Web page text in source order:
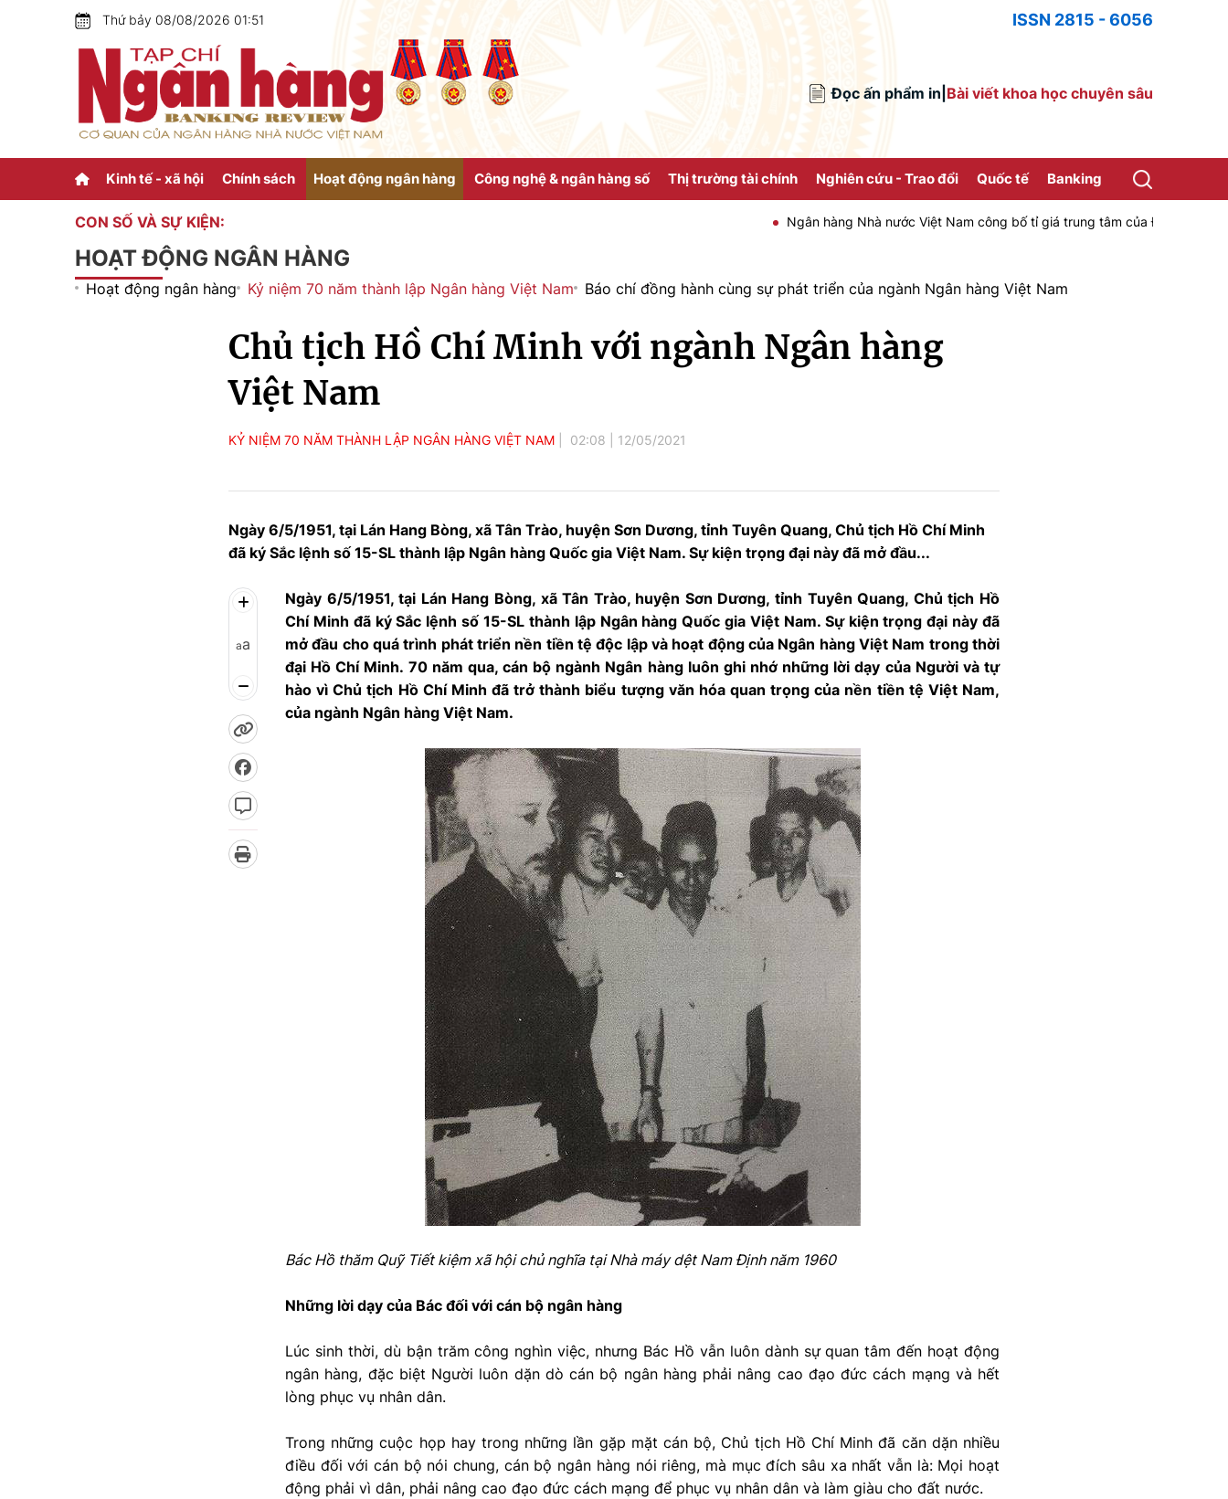
Thứ bảy 08/08/2026 01:51 ISSN 2815 - 6056
Đọc ấn phẩm in Bài viết khoa học chuyên sâu
Kinh tế - xã hội Chính sách Hoạt động ngân hàng Công nghệ & ngân hàng số Thị trường tài chính Nghiên cứu - Trao đổi Quốc tế Banking
CON SỐ VÀ SỰ KIỆN: Ngân hàng Nhà nước Việt Nam công bố tỉ giá trung tâm của Đồng Việt Nam với
HOẠT ĐỘNG NGÂN HÀNG
Hoạt động ngân hàng Kỷ niệm 70 năm thành lập Ngân hàng Việt Nam Báo chí đồng hành cùng sự phát triển của ngành Ngân hàng Việt Nam
Chủ tịch Hồ Chí Minh với ngành Ngân hàng
Việt Nam
KỶ NIỆM 70 NĂM THÀNH LẬP NGÂN HÀNG VIỆT NAM 02:08 12/05/2021
Ngày 6/5/1951, tại Lán Hang Bòng, xã Tân Trào, huyện Sơn Dương, tỉnh Tuyên Quang, Chủ tịch Hồ Chí Minh
đã ký Sắc lệnh số 15-SL thành lập Ngân hàng Quốc gia Việt Nam. Sự kiện trọng đại này đã mở đầu...
aa
Ngày 6/5/1951, tại Lán Hang Bòng, xã Tân Trào, huyện Sơn Dương, tỉnh Tuyên Quang, Chủ tịch Hồ
Chí Minh đã ký Sắc lệnh số 15-SL thành lập Ngân hàng Quốc gia Việt Nam. Sự kiện trọng đại này đã
mở đầu cho quá trình phát triển nền tiền tệ độc lập và hoạt động của Ngân hàng Việt Nam trong thời
đại Hồ Chí Minh. 70 năm qua, cán bộ ngành Ngân hàng luôn ghi nhớ những lời dạy của Người và tự
hào vì Chủ tịch Hồ Chí Minh đã trở thành biểu tượng văn hóa quan trọng của nền tiền tệ Việt Nam,
của ngành Ngân hàng Việt Nam.
Bác Hồ thăm Quỹ Tiết kiệm xã hội chủ nghĩa tại Nhà máy dệt Nam Định năm 1960
Những lời dạy của Bác đối với cán bộ ngân hàng
Lúc sinh thời, dù bận trăm công nghìn việc, nhưng Bác Hồ vẫn luôn dành sự quan tâm đến hoạt động
ngân hàng, đặc biệt Người luôn dặn dò cán bộ ngân hàng phải nâng cao đạo đức cách mạng và hết
lòng phục vụ nhân dân.
Trong những cuộc họp hay trong những lần gặp mặt cán bộ, Chủ tịch Hồ Chí Minh đã căn dặn nhiều
điều đối với cán bộ nói chung, cán bộ ngân hàng nói riêng, mà mục đích sâu xa nhất vẫn là: Mọi hoạt
động phải vì dân, phải nâng cao đạo đức cách mạng để phục vụ nhân dân và làm giàu cho đất nước.